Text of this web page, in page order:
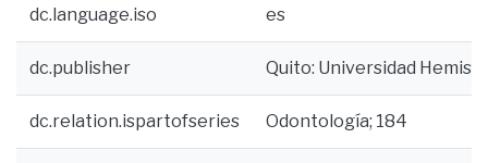
dc.language.iso es
dc.publisher Quito: Universidad
dc.relation.ispartofseries Odontología; 184